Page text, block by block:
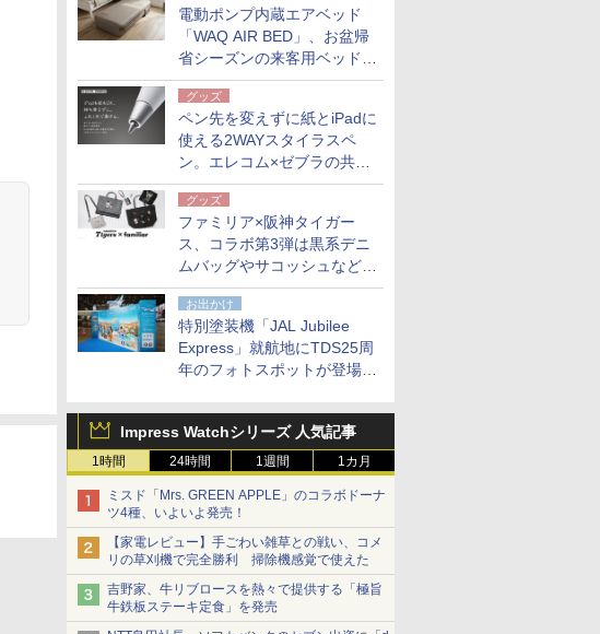
電動ポンプ内蔵エアベッド
「WAQ AIR BED」、お盆帰
省シーズンの来客用ベッドに
も。使用後は収納バッグでコ
ンパクトに保管
グッズ
ペン先を変えずに紙とiPadに
使える2WAYスタイラスペ
ン。エレコム×ゼブラの共同
開発
グッズ
ファミリア×阪神タイガー
ス、コラボ第3弾は黒系デニ
ムバッグやサコッシュなど6
点。8月21日オンラインスト
アで発売
お出かけ
特別塗装機「JAL Jubilee
Express」就航地にTDS25周
年のフォトスポットが登場。
Impress Watchシリーズ 人気記事
1時間 24時間 1週間 1カ月
ミスド「Mrs. GREEN APPLE」のコラボドーナ
ツ4種、いよいよ発売！
【家電レビュー】手ごわい雑草との戦い、コメ
リの草刈機で完全勝利 掃除機感覚で使えた
吉野家、牛リブロースを熱々で提供する「極旨
牛鉄板ステーキ定食」を発売